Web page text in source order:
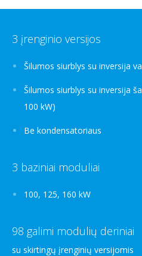
3 įrenginio versijos
Šilumos siurblys su inversija
Šilumos siurblys su inversija
100 kW)
Be kondensatoriaus
3 baziniai moduliai
100, 125, 160 kW
98 galimi modulių deriniai
su skirtingų įrenginių versijomis